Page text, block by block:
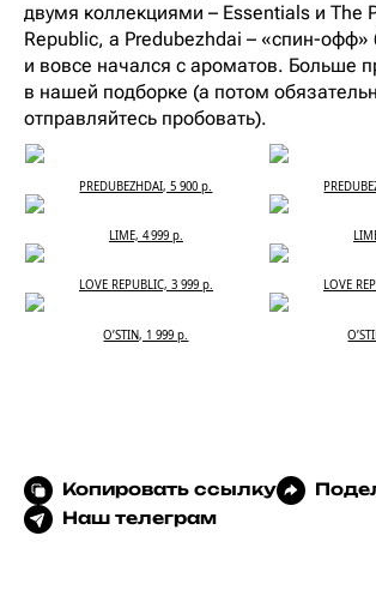
двумя коллекциями – Essentials и The
Republic, а Predubezhdai – «спин-офф»
и вовсе начался с ароматов. Больше
в нашей подборке (а потом
отправляйтесь пробовать).
PREDUBEZHDAI, 5 900 р.
LIME, 4 999 р.
LOVE REPUBLIC, 3 999 р. LOVE
O’STIN, 1 999 р.
Копировать ссылку
Наш телеграм